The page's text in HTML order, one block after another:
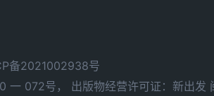
备2021002938号
一 072号，
出版物经营许可证：新出发